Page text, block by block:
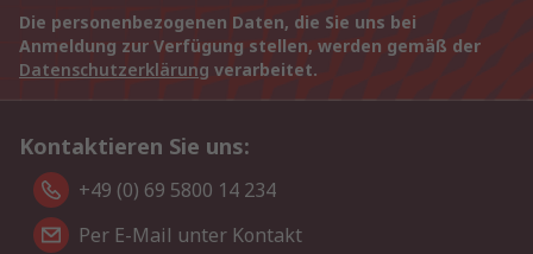
Die personenbezogenen Daten, die Sie uns bei
Anmeldung zur Verfügung stellen, werden gemäß der
Datenschutzerklärung verarbeitet.
Kontaktieren Sie uns:
+49 (0) 69 5800 14 234
Per E-Mail unter Kontakt